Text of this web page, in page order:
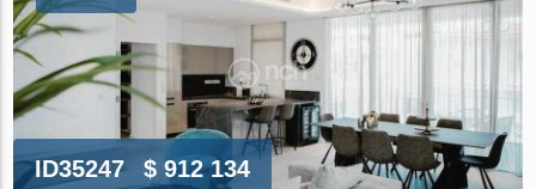
ID35247 $ 912 134